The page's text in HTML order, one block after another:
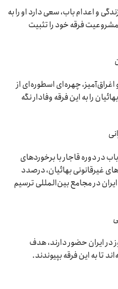
و اعدام باب، سعی دارد او را به
فرقه خود را تثبیت
چهره‌ای اسطوره‌ای از
را به این فرقه وفادار نگه
در دوره قاجار با برخوردهای
غیرقانونی بهائیان، درصدد
در مجامع بین‌المللی ترسیم
در ایران حضور دارند، هدف
تا به این فرقه بپیوندند.